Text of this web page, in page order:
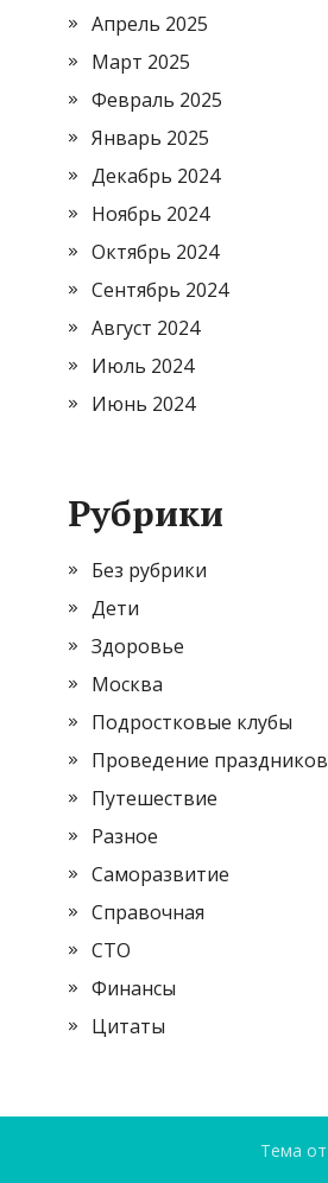
Апрель 2025
Март 2025
Февраль 2025
Январь 2025
Декабрь 2024
Ноябрь 2024
Октябрь 2024
Сентябрь 2024
Август 2024
Июль 2024
Июнь 2024
Рубрики
Без рубрики
Дети
Здоровье
Москва
Подростковые клубы
Проведение праздников
Путешествие
Разное
Саморазвитие
Справочная
СТО
Финансы
Цитаты
Тема от